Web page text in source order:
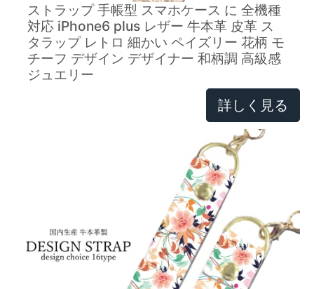
ストラップ 手帳型 スマホケース に 全機種
対応 iPhone6 plus レザー 牛本革 皮革 ス
タラップ レトロ 細かい ペイズリー 花柄 モ
チーフ デザイン デザイナー 和柄調 高級感
ジュエリー
詳しく見る